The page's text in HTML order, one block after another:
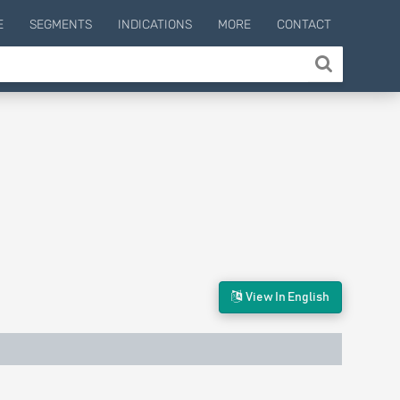
SEGMENTS INDICATIONS MORE CONTACT
View In English